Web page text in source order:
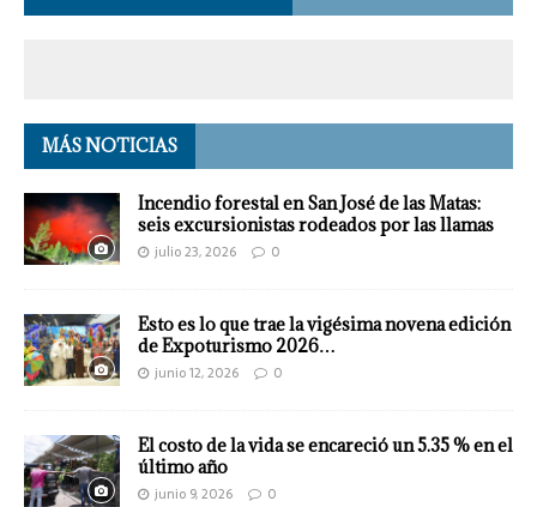
MÁS NOTICIAS
Incendio forestal en San José de las Matas:
seis excursionistas rodeados por las llamas
julio 23, 2026 0
Esto es lo que trae la vigésima novena edición
de Expoturismo 2026…
junio 12, 2026 0
El costo de la vida se encareció un 5.35 % en el
último año
junio 9, 2026 0